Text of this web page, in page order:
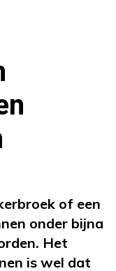
of een
onder bijna
Het
is wel dat